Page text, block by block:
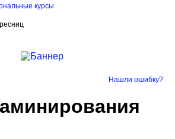
курсы
Нашли ошибку?